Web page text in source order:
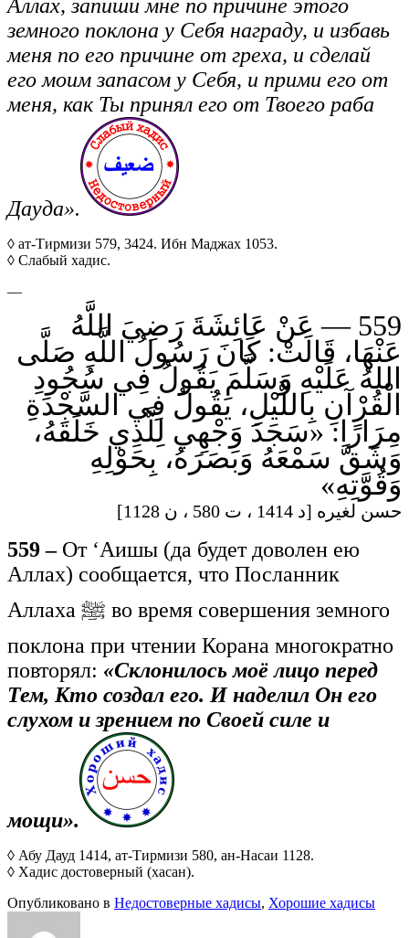
Аллах, запиши мне по причине этого
земного поклона у Себя награду, и избавь
меня по его причине от греха, и сделай
его моим запасом у Себя, и прими его от
меня, как Ты принял его от Твоего раба
Дауда».
◊ ат-Тирмизи 579, 3424. Ибн Маджах 1053.
◊ Слабый хадис.
—
559 — عَنْ عَائِشَةَ رَضِيَ اللَّهُ
عَنْهَا، قَالَتْ: كَانَ رَسُولُ اللَّهِ صَلَّى
اللهُ عَلَيْهِ وَسَلَّمَ يَقُولُ فِي سُجُودِ
الْقُرْآنِ بِاللَّيْلِ، يَقُولُ فِي السَّجْدَةِ
مِرَارًا: «سَجَدَ وَجْهِي لِلَّذِي خَلَقَهُ،
وَشَقَّ سَمْعَهُ وَبَصَرَهُ، بِحَوْلِهِ
وَقُوَّتِهِ»
حسن لغيره [د 1414 ، ت 580 ، ن 1128]
559 –От ‘Аишы (да будет доволен ею
Аллах) сообщается, что Посланник
Аллаха ﷺ во время совершения земного
поклона при чтении Корана многократно
повторял: «Склонилось моё лицо перед
Тем, Кто создал его. И наделил Он его
слухом и зрением по Своей силе и
мощи».
◊ Абу Дауд 1414, ат-Тирмизи 580, ан-Насаи 1128.
◊ Хадис достоверный (хасан).
Опубликовано в Недостоверные хадисы, Хорошие хадисы